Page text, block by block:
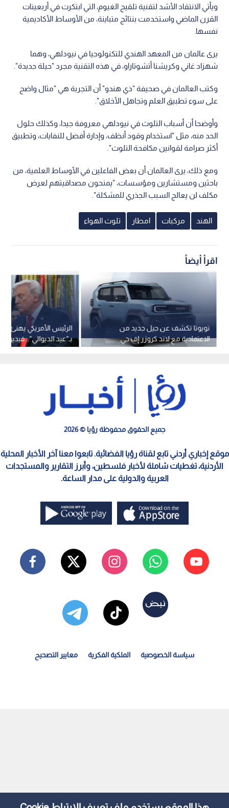
ويأتي الانتقاد الأشد لتقنية تلقيح الغيوم، التي ابتكرت في أربعينات
القرن الماضي واستخدمت بنتائج متباينة، من الأوساط الأكاديمية
نفسها.
يرى عالمان من المعهد الهندي للتكنولوجيا في نيودلهي، وهما
شهزاد غاني وكريشنا أتشوتاراو، في هذه التقنية مجرد "حيلة جديدة".
وكتب العالمان في صحيفة "ذي هندو" أن التجربة هي "مثال واضح
على سوء تطبيق العلم وتجاهل الأخلاق".
وأوضحا أن أسباب التلوث في نيودلهي معروفة جيدا، وكذلك حلول
الحد منه، مثل "استخدام وقود أنظف، وإدارة أفضل للنفايات، وتطبيق
أكثر صرامة لقوانين مكافحة التلوث".
ومع ذلك، يرى العالمان أن بعض الفاعلين في الأوساط العلمية، من
باحثين ومستشارين ومؤسسات، "يمنحون مصداقيتهم لعرض
مكلف لن يعالج السبب الجذري للمشكلة".
الهند مركبات امطار تلوث الهواء
اقرأ أيضاً
الرئيس الأمريكي يهنئ
بـ"عيد الديوالي".. فيديو
تويوتا تكشف عن جيل جديد من
الاعتمادية مع لاند كروزر إف جي
المقرر إطلاقه في الأردن عام 2026
جميع الحقوق محفوظة رؤيا © 2026
موقع إخباري أردني تابع لقناة رؤيا الفضائية. تابعوا معنا آخر الأخبار المحلية
الأردنية، تغطيات شاملة لأخبار فلسطين، وأبرز التقارير والمستجدات
العربية والدولية على مدار الساعة.
سياسة الخصوصية الملكية الفكرية معايير التصحيح